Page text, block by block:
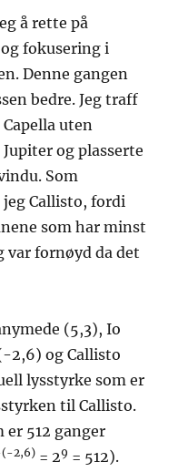
å rette på
fokusering i
Denne gangen
bedre. Jeg traff
uten
og plasserte
Som
Callisto, fordi
som har minst
var fornøyd da det
(5,3), Io
2,6) og Callisto
lysstyrke som er
til Callisto.
er 512 ganger
2,6) = 29 = 512).